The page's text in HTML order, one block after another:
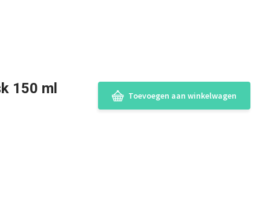
150 ml Toevoegen aan winkelwagen